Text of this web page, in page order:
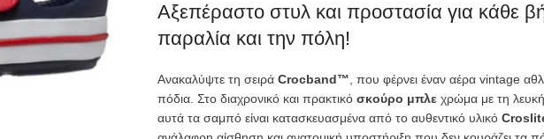
Αξεπέραστο στυλ και προστασία για κάθε
παραλία και την πόλη!
Ανακαλύψτε τη σειρά Crocband™ , που φέρνει έναν αέρα vintage
πόδια. Στο διαχρονικό και πρακτικό σκούρο μπλεχρώμα με τη
αυτά τα σαμπό είναι κατασκευασμένα από το αυθεντικό υλικό